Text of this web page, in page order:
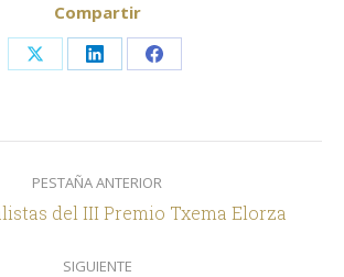
Compartir
Share
X
Share
LinkedIn
Share
Facebook
PESTAÑA ANTERIOR
Pestaña
del III Premio Txema Elorza
SIGUIENTE